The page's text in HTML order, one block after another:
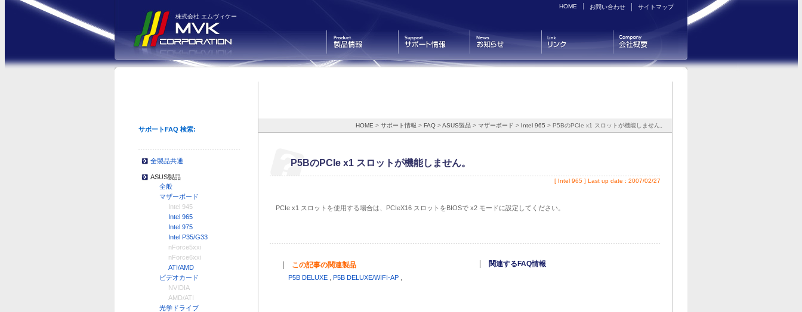
株式会社 エムヴィケー
HOME お問い合わせ サイトマップ
HOME > サポート情報 > FAQ >ASUS製品 > マザーボード > Intel 965 > P5BのPCIe x1 スロットが機能しません。
P5BのPCIe x1 スロットが機能しません。
[ Intel 965 ] Last up date : 2007/02/27
PCIe x1 スロットを使用する場合は、PCIeX16 スロットをBIOSで x2 モードに設定してください。
この記事の関連製品
P5B DELUXE P5B DELUXE/WIFI-AP
関連するFAQ情報
サポートFAQ 検索:
全製品共通
ASUS製品
全般
マザーボード
Intel 945
Intel 965
Intel 975
Intel P35/G33
nForce5xxi
nForce6xxi
ATI/AMD
ビデオカード
NVIDIA
AMD/ATI
光学ドライブ